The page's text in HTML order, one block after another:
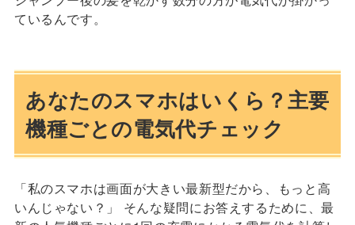
ているんです。
あなたのスマホはいくら？主要
機種ごとの電気代チェック
「私のスマホは画面が大きい最新型だから、もっと高
いんじゃない？」 そんな疑問にお答えするために、最